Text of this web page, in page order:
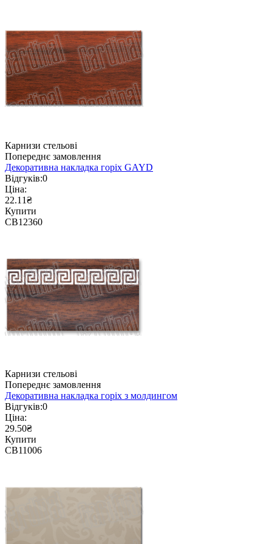
Карнизи стельові
Попереднє замовлення
Декоративна накладка горіх GAYD
Відгуків:0
Ціна:
22.11₴
Купити
CB12360
Карнизи стельові
Попереднє замовлення
Декоративна накладка горіх з молдингом
Відгуків:0
Ціна:
29.50₴
Купити
CB11006